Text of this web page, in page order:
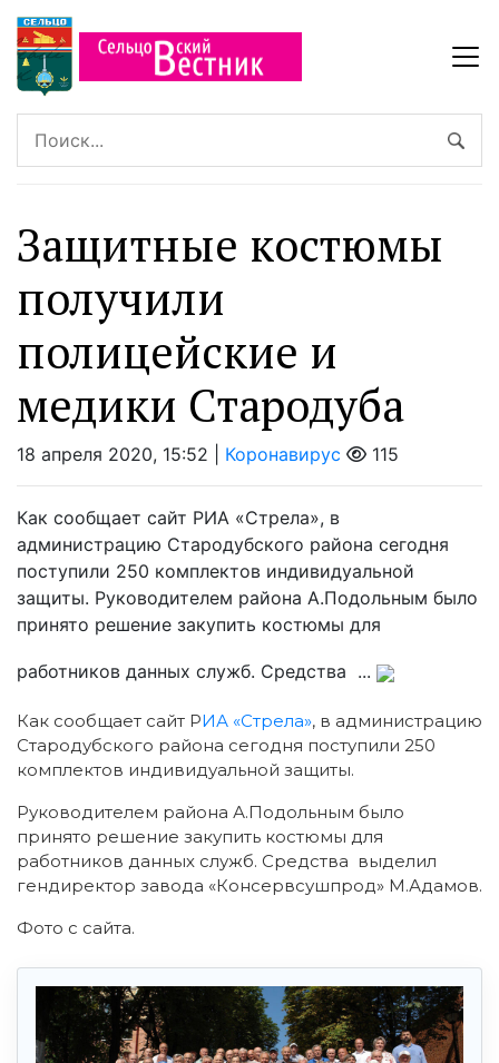
Защитные костюмы
получили
полицейские и
медики Стародуба
18 апреля 2020, 15:52 | Коронавирус 115
Как сообщает сайт РИА «Стрела», в
администрацию Стародубского района сегодня
поступили 250 комплектов индивидуальной
защиты. Руководителем района А.Подольным было
принято решение закупить костюмы для
работников данных служб. Средства ...
Как сообщает сайт РИА «Стрела», в администрацию
Стародубского района сегодня поступили 250
комплектов индивидуальной защиты.
Руководителем района А.Подольным было
принято решение закупить костюмы для
работников данных служб. Средства выделил
гендиректор завода «Консервсушпрод» М.Адамов.
Фото с сайта.